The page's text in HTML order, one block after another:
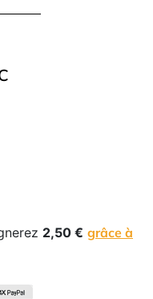
2,50 € grâce à